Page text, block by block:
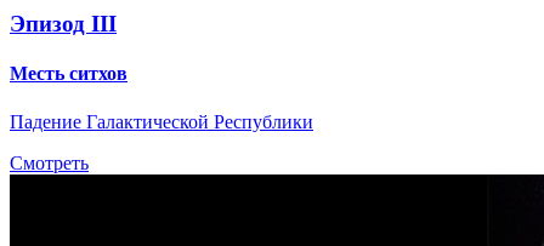
Эпизод III
Месть ситхов
Падение Галактической Республики
Смотреть